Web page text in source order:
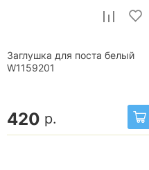
Заглушка для поста белый
W1159201
420 р.